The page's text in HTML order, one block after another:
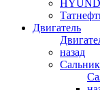
Двигатель
назад